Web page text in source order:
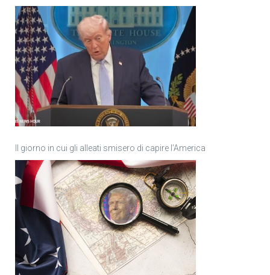
Il giorno in cui gli alleati smisero di capire l’America